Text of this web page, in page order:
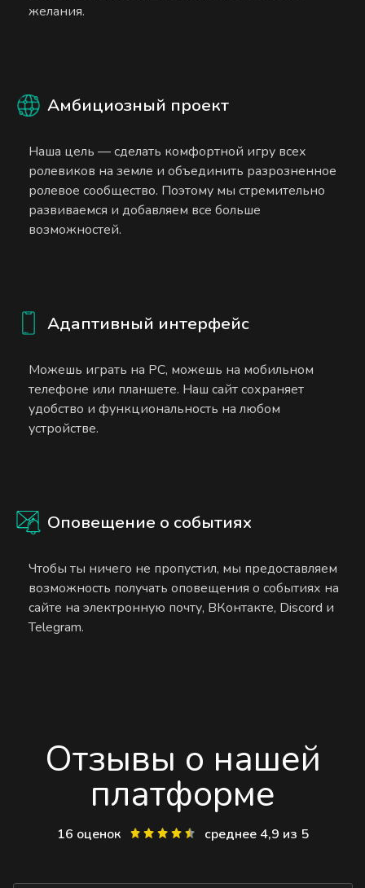
желания.
Амбициозный проект
Наша цель — сделать комфортной игру всех
ролевиков на земле и объединить разрозненное
ролевое сообщество. Поэтому мы стремительно
развиваемся и добавляем все больше
возможностей.
Адаптивный интерфейс
Можешь играть на PC, можешь на мобильном
телефоне или планшете. Наш сайт сохраняет
удобство и функциональность на любом
устройстве.
Оповещение о событиях
Чтобы ты ничего не пропустил, мы предоставляем
возможность получать оповещения о событиях на
сайте на электронную почту, ВКонтакте, Discord и
Telegram.
Отзывы о нашей
платформе
16 оценок среднее 4,9 из 5